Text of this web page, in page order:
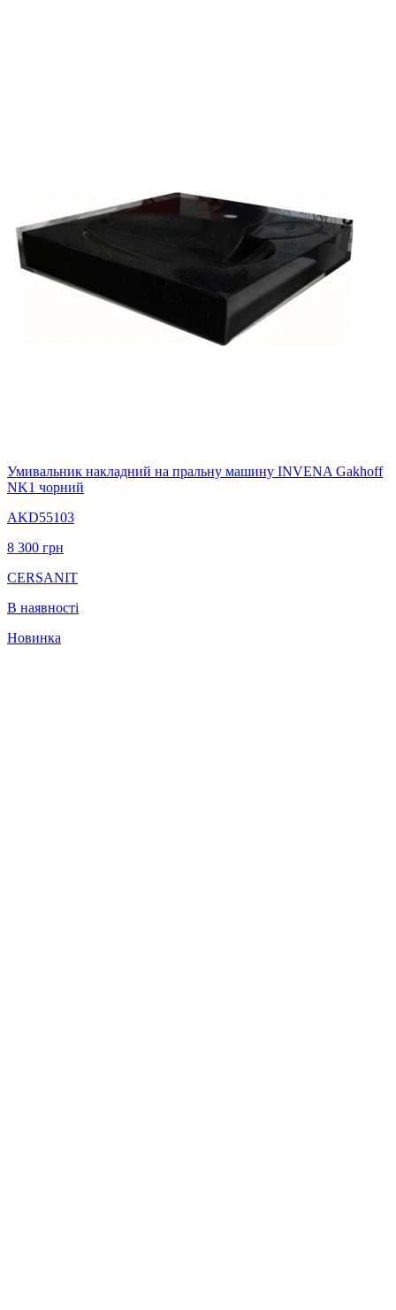
Умивальник накладний на пральну машину INVENA Gakhoff
NK1 чорний
AKD55103
8 300 грн
CERSANIT
В наявності
Новинка